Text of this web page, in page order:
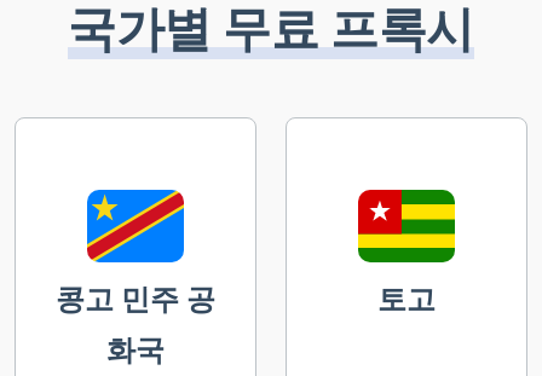
국가별 무료 프록시
콩고 민주 공
화국
토고